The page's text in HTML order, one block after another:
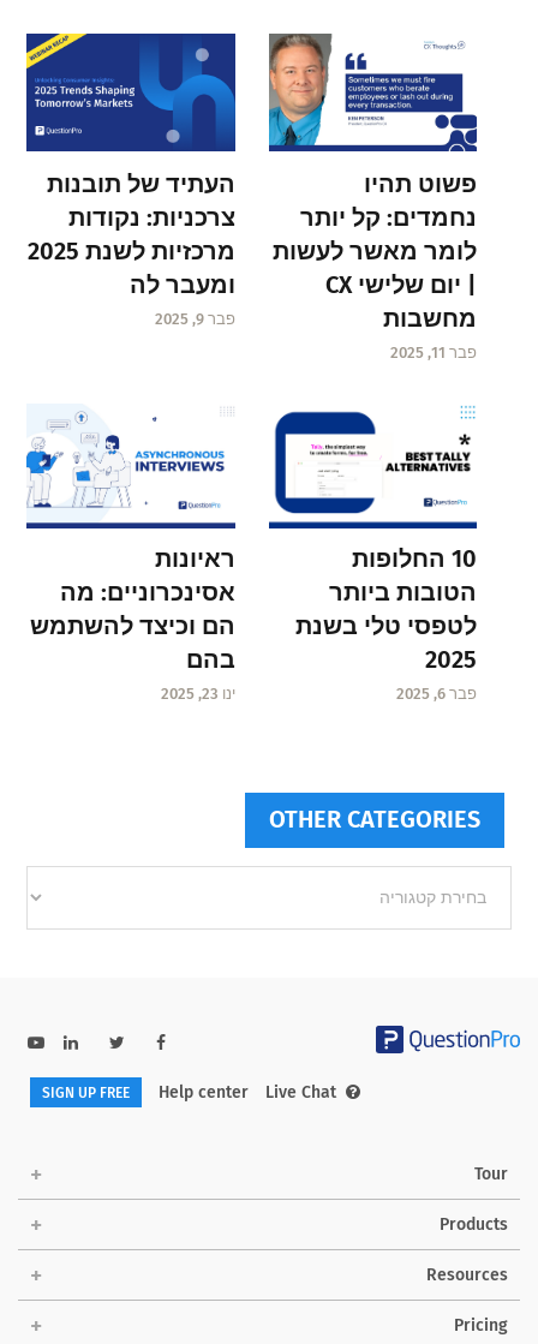
פשוט תהיו
נחמדים: קל יותר
לומר מאשר לעשות
| יום שלישי CX
מחשבות
פבר 11, 2025
העתיד של תובנות
צרכניות: נקודות
מרכזיות לשנת 2025
ומעבר לה
פבר 9, 2025
10 החלופות
הטובות ביותר
לטפסי טלי בשנת
2025
פבר 6, 2025
ראיונות
אסינכרוניים: מה
הם וכיצד להשתמש
בהם
ינו 23, 2025
OTHER CATEGORIES
categories
Help center Live Chat
SIGN UP FREE
Tour
Products
Resources
Pricing